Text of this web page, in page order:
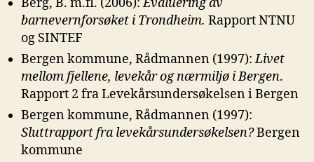
barnevernforsøket i Trondheim. Rapport NTNU
og SINTEF
Bergen kommune, Rådmannen (1997):Livet
mellom fjellene, levekår ognærmiljø i Bergen.
Rapport 2 fra Levekårsundersøkelsen i Bergen
Bergen kommune, Rådmannen (1997):
Sluttrapport fra levekårsundersøkelsen?Bergen
kommune